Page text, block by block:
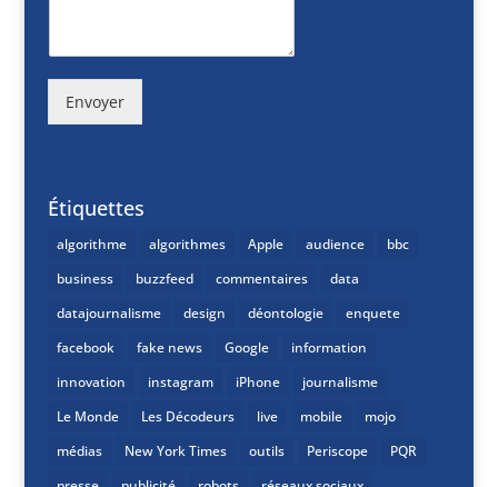
Envoyer
Étiquettes
algorithme algorithmes Apple audience
bbc
business
buzzfeed commentaires
data
datajournalisme
design déontologie
enquete
facebook
fake news Google
information
innovation
instagram iPhone
journalisme
Le Monde
Les Décodeurs live mobile
mojo
médias
New York Times outils Periscope
PQR